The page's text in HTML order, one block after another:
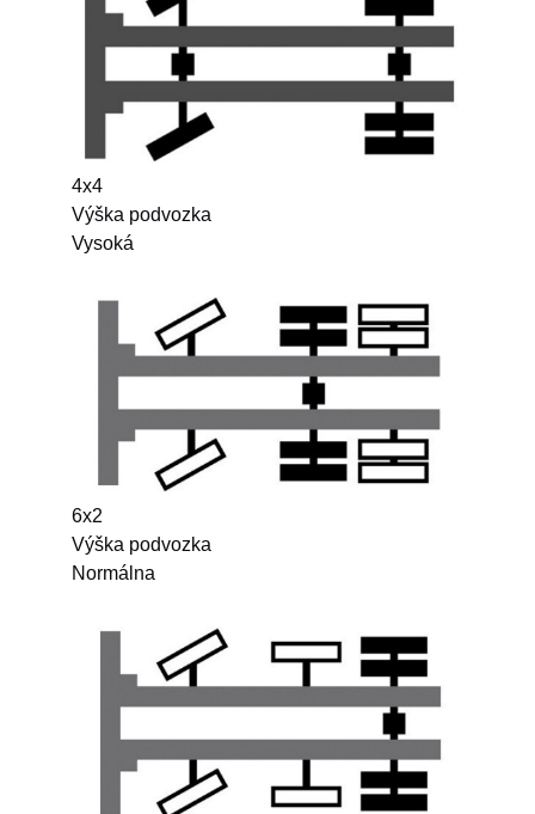
4x4
Výška podvozka
Vysoká
6x2
Výška podvozka
Normálna